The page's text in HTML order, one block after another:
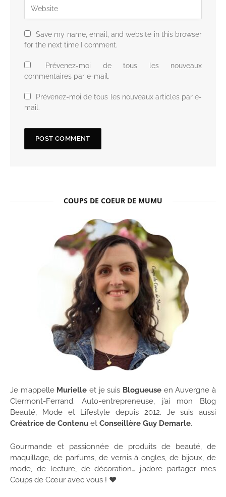
Save my name, email, and website in this browser
for the next time I comment.
Prévenez-moi de tous les nouveaux
commentaires par e-mail.
Prévenez-moi de tous les nouveaux articles par e-
mail.
COUPS DE COEUR DE MUMU
Je m’appelle Murielle et je suis Blogueuse en Auvergne à
Clermont-Ferrand. Auto-entrepreneuse, j’ai mon Blog
Beauté, Mode et Lifestyle depuis 2012. Je suis aussi
Créatrice de Contenu et Conseillère Guy Demarle.
Gourmande et passionnée de produits de beauté, de
maquillage, de parfums, de vernis à ongles, de bijoux, de
mode, de lecture, de décoration… j’adore partager mes
Coups de Cœur avec vous ! ♥